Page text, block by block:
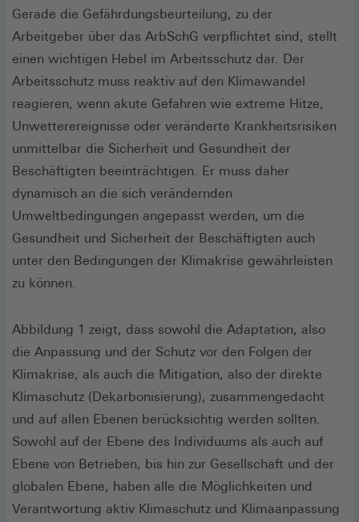
Gerade die Gefährdungsbeurteilung, zu der
Arbeitgeber über das ArbSchG verpflichtet sind, stellt
einen wichtigen Hebel im Arbeitsschutz dar. Der
Arbeitsschutz muss reaktiv auf den Klimawandel
reagieren, wenn akute Gefahren wie extreme Hitze,
Unwetterereignisse oder veränderte Krankheitsrisiken
unmittelbar die Sicherheit und Gesundheit der
Beschäftigten beeinträchtigen. Er muss daher
dynamisch an die sich verändernden
Umweltbedingungen angepasst werden, um die
Gesundheit und Sicherheit der Beschäftigten auch
unter den Bedingungen der Klimakrise gewährleisten
zu können.
Abbildung 1 zeigt, dass sowohl die Adaptation, also
die Anpassung und der Schutz vor den Folgen der
Klimakrise, als auch die Mitigation, also der direkte
Klimaschutz (Dekarbonisierung), zusammengedacht
und auf allen Ebenen berücksichtig werden sollten.
Sowohl auf der Ebene des Individuums als auch auf
Ebene von Betrieben, bis hin zur Gesellschaft und der
globalen Ebene, haben alle die Möglichkeiten und
Verantwortung aktiv Klimaschutz und Klimaanpassung